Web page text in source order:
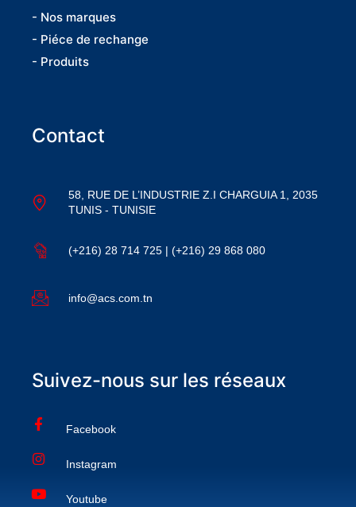
- Nos marques
- Piéce de rechange
- Produits
Contact
58, RUE DE L’INDUSTRIE Z.I CHARGUIA 1, 2035
TUNIS - TUNISIE
(+216) 28 714 725 | (+216) 29 868 080
info@acs.com.tn
Suivez-nous sur les réseaux
Facebook
Instagram
Youtube